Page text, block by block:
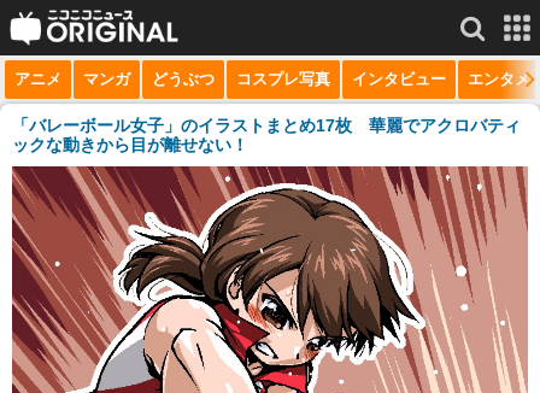
サービス一覧 もっと見る
niconico
動画
生放送
ニュース
チャンネル
マンガ
アニメ マンガ どうぶつ コスプレ写真 インタビュー エンタメ
「バレーボール女子」のイラストまとめ17枚 華麗でアクロバティ
ックな動きから目が離せない！